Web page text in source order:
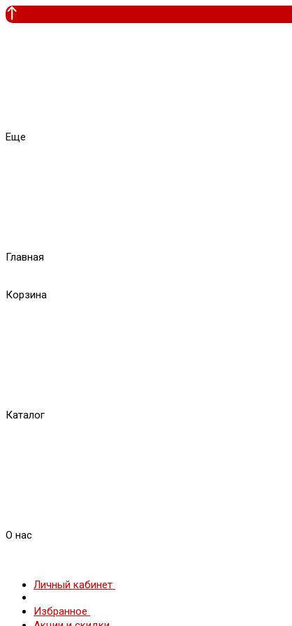
Еще
Главная
Корзина
Каталог
О нас
Личный кабинет
Избранное